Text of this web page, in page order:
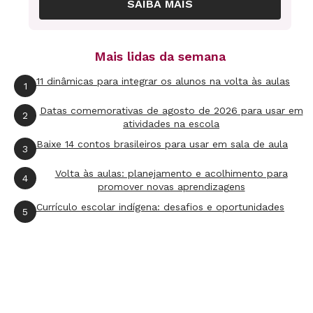
que os trabalhos seriam analisados não apenas
As duas aulas seguintes foram dedicadas à
construção dos projetos. Os alunos puderam
consultar suas anotações sobre as aulas
expositivas e sites indicados pelo professor,
como o do
Como Tudo Funciona . "Ao indicar sites
confiáveis, o docente valoriza a pesquisa e não
se coloca como único detentor da informação.
SAIBA MAIS
Mais lidas da semana
1 11 dinâmicas para integrar os alunos na volta às aulas
2
Datas comemorativas de agosto de 2026 para usar em
atividades na escola
3 Baixe 14 contos brasileiros para usar em sala de aula
4
Volta às aulas: planejamento e acolhimento para
promover novas aprendizagens
5 Currículo escolar indígena: desafios e oportunidades